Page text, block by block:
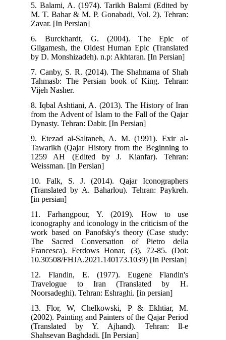
5. Balami, A. (1974). Tarikh Balami (Edited by
M. T. Bahar & M. P. Gonabadi, Vol. 2). Tehran:
Zavar. [In Persian]
6. Burckhardt, G. (2004). The Epic of
Gilgamesh, the Oldest Human Epic (Translated
by D. Monshizadeh). n.p: Akhtaran. [In Persian]
7. Canby, S. R. (2014). The Shahnama of Shah
Tahmasb: The Persian book of King. Tehran:
Vijeh Nasher.
8. Iqbal Ashtiani, A. (2013). The History of Iran
from the Advent of Islam to the Fall of the Qajar
Dynasty. Tehran: Dabir. [In Persian]
9. Etezad al-Saltaneh, A. M. (1991). Exir al-
Tawarikh (Qajar History from the Beginning to
1259 AH (Edited by J. Kianfar). Tehran:
Weissman. [In Persian]
10. Falk, S. J. (2014). Qajar Iconographers
(Translated by A. Baharlou). Tehran: Paykreh.
[in persian]
11. Farhangpour, Y. (2019). How to use
iconography and iconology in the criticism of the
work based on Panofsky's theory (Case study:
The Sacred Conversation of Pietro della
Francesca). Ferdows Honar, (3), 72-85. (Doi:
10.30508/FHJA.2021.140173.1039) [In Persian]
12. Flandin, E. (1977). Eugene Flandin's
Travelogue to Iran (Translated by H.
Noorsadeghi). Tehran: Eshraghi. [in persian]
13. Flor, W, Chelkowski, P & Ekhtiar, M.
(2002). Painting and Painters of the Qajar Period
(Translated by Y. Ajhand). Tehran: ll-e
Shahsevan Baghdadi. [In Persian]